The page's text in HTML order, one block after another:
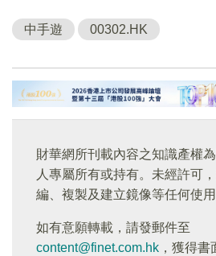
中手遊 00302.HK
財華網所刊載內容之知識產權
人專屬所有或持有。未經許可
編、複製及建立鏡像等任何使用
如有意願轉載，請發郵件至
content@finet.com.hk ，獲得書